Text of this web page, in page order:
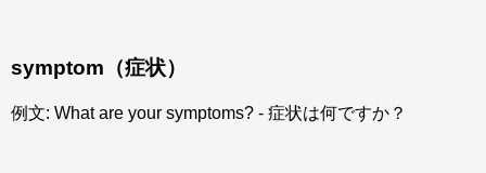
symptom（症状）
例文: What are your symptoms? - 症状は何ですか？